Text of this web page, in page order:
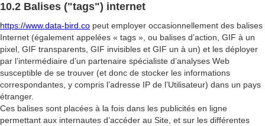
10.2 Balises ("tags") internet
https://www.data-bird.co peut employer occasionnellement des balises
Internet (également appelées « tags », ou balises d’action, GIF à un
pixel, GIF transparents, GIF invisibles et GIF un à un) et les déployer
par l’intermédiaire d’un partenaire spécialiste d’analyses Web
susceptible de se trouver (et donc de stocker les informations
correspondantes, y compris l’adresse IP de l’Utilisateur) dans un pays
étranger.
Ces balises sont placées à la fois dans les publicités en ligne
permettant aux internautes d’accéder au Site, et sur les différentes